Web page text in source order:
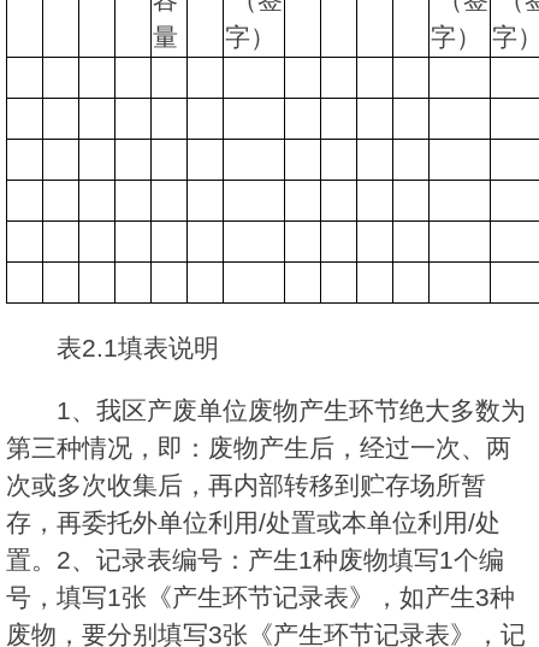
量
字）
字）
字
表2.1填表说明
1、我区产废单位废物产生环节绝大多数为
第三种情况，即：废物产生后，经过一次、两
次或多次收集后，再内部转移到贮存场所暂
存，再委托外单位利用/处置或本单位利用/处
置。2、记录表编号：产生1种废物填写1个编
号，填写1张《产生环节记录表》，如产生3种
废物，要分别填写3张《产生环节记录表》，记